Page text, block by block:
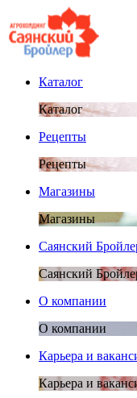
Каталог
Каталог
Рецепты
Рецепты
Магазины
Магазины
Саянский
Саянский
О компании
О компании
Карьера и
Карьера и